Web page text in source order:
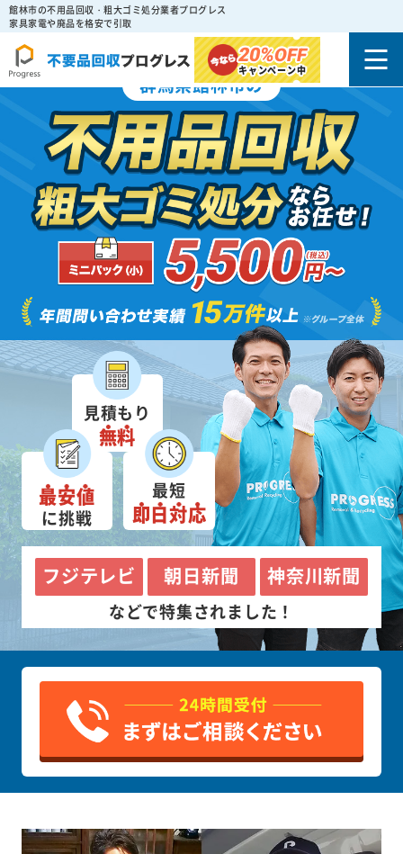
館林市の不用品回収・粗大ゴミ処分業者プログレス
家具家電や廃品を格安で引取
20%OFF
キャンペーン中
群馬県館林市の
見積もり
無料
最安値
に挑戦
最短
即日対応
フジテレビ 朝日新聞 神奈川新聞
などで特集されました！